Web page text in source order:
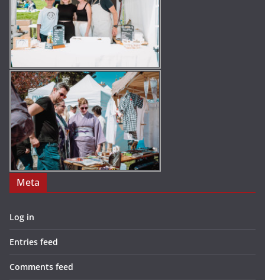
Meta
Log in
Entries feed
Comments feed